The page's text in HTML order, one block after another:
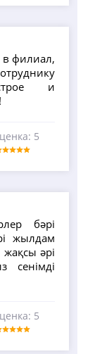
в филиал,
и
5
бәрі
жылдам
әрі
сенімді
5